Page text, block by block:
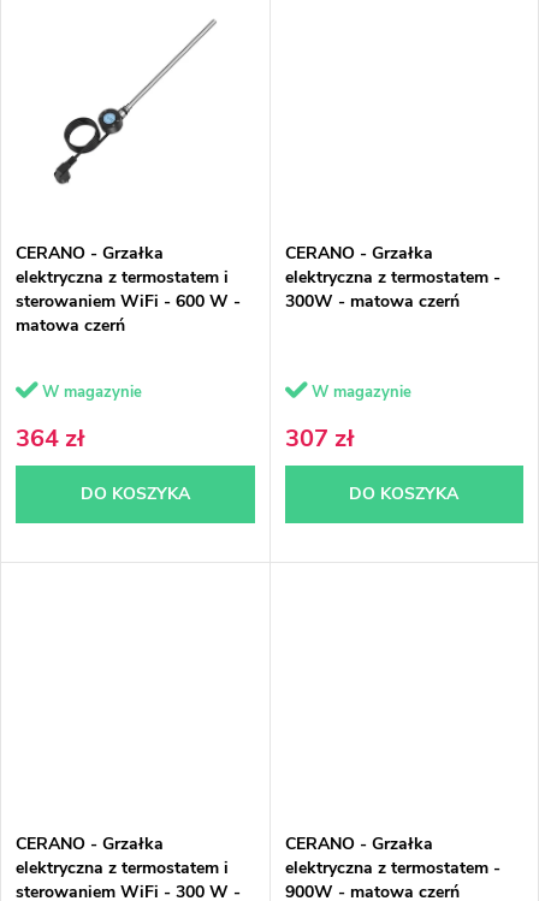
CERANO - Grzałka
elektryczna z termostatem i
sterowaniem WiFi - 600 W -
matowa czerń
W magazynie
364 zł
DO KOSZYKA
CERANO - Grzałka
elektryczna z termostatem -
300W - matowa czerń
W magazynie
307 zł
DO KOSZYKA
CERANO - Grzałka
elektryczna z termostatem i
sterowaniem WiFi - 300 W -
CERANO - Grzałka
elektryczna z termostatem -
900W - matowa czerń